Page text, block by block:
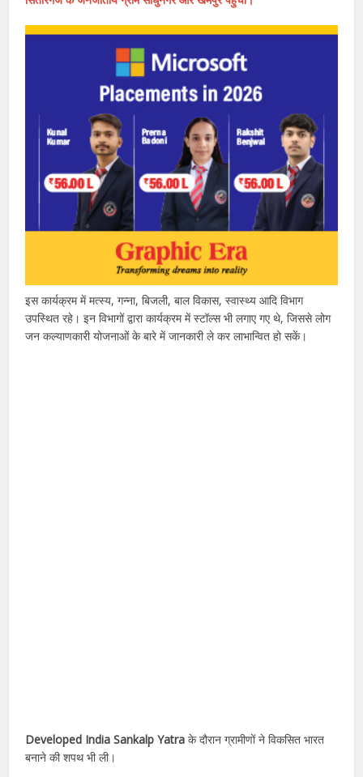
इस कार्यक्रम में मत्स्य, गन्ना, बिजली, बाल विकास, स्वास्थ्य आदि विभाग
उपस्थित रहे। इन विभागों द्वारा कार्यक्रम में स्टॉल्स भी लगाए गए थे, जिससे लोग
जन कल्याणकारी योजनाओं के बारे में जानकारी ले कर लाभान्वित हो सकें।
Developed India Sankalp Yatraके दौरान ग्रामीणों ने विकसित भारत
बनाने की शपथ भी ली।